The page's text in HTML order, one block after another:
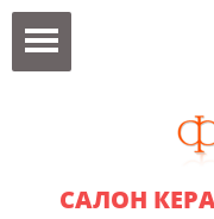
САЛОН